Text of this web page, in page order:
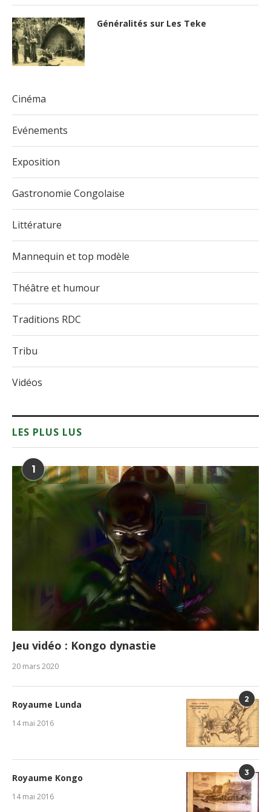
Généralités sur Les Teke
Cinéma
Evénements
Exposition
Gastronomie Congolaise
Littérature
Mannequin et top modèle
Théâtre et humour
Traditions RDC
Tribu
Vidéos
LES PLUS LUS
1
Jeu vidéo : Kongo dynastie
20 mars 2020
2
Royaume Lunda
14 mai 2016
3
Royaume Kongo
14 mai 2016